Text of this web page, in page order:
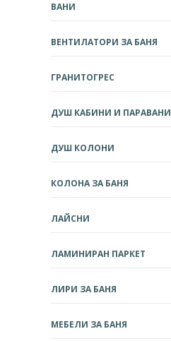
ВАНИ
ВЕНТИЛАТОРИ ЗА БАНЯ
ГРАНИТОГРЕС
ДУШ КАБИНИ И ПАРАВАНИ
ДУШ КОЛОНИ
КОЛОНА ЗА БАНЯ
ЛАЙСНИ
ЛАМИНИРАН ПАРКЕТ
ЛИРИ ЗА БАНЯ
МЕБЕЛИ ЗА БАНЯ